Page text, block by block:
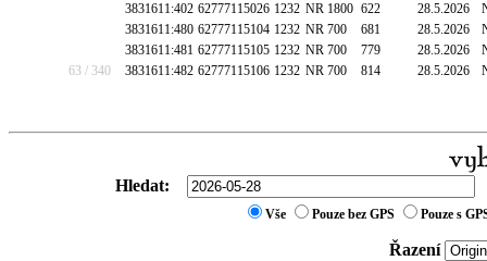
3831611:402 62777115026 1232 NR 1800 622 28.5.2026
3831611:480 62777115104 1232 NR 700 681 28.5.2026
3831611:481 62777115105 1232 NR 700 779 28.5.2026
63 / 340
3831611:482 62777115106 1232 NR 700 814 28.5.2026
Hledat:
Vše Pouze bez GPS Pouze s
Řazení